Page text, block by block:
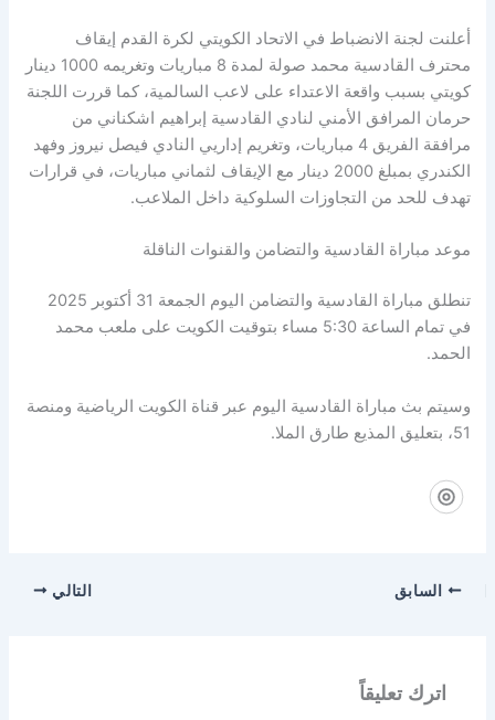
أعلنت لجنة الانضباط في الاتحاد الكويتي لكرة القدم إيقاف
محترف القادسية محمد صولة لمدة 8 مباريات وتغريمه 1000 دينار
كويتي بسبب واقعة الاعتداء على لاعب السالمية، كما قررت اللجنة
حرمان المرافق الأمني لنادي القادسية إبراهيم اشكناني من
مرافقة الفريق 4 مباريات، وتغريم إداريي النادي فيصل نيروز وفهد
الكندري بمبلغ 2000 دينار مع الإيقاف لثماني مباريات، في قرارات
تهدف للحد من التجاوزات السلوكية داخل الملاعب.
موعد مباراة القادسية والتضامن والقنوات الناقلة
تنطلق مباراة القادسية والتضامن اليوم الجمعة 31 أكتوبر 2025
في تمام الساعة 5:30 مساء بتوقيت الكويت على ملعب محمد
الحمد.
وسيتم بث مباراة القادسية اليوم عبر قناة الكويت الرياضية ومنصة
51، بتعليق المذيع طارق الملا.
السابق التالي
اترك تعليقاً